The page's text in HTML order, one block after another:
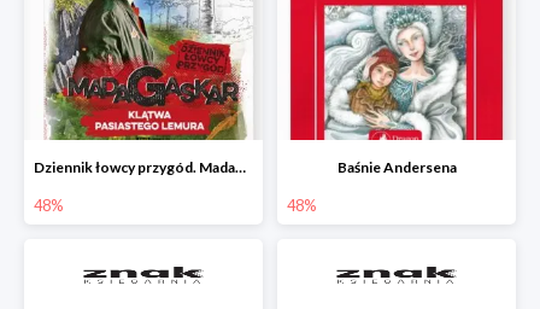
Dziennik łowcy przygód. Madagaskar. Klątwa pasiastego lemura
48%
Baśnie Andersena
48%